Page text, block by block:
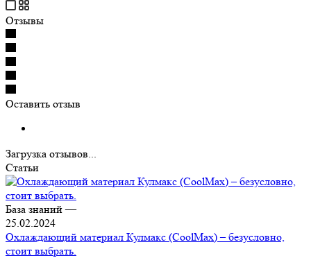
Отзывы
Оставить отзыв
Загрузка отзывов...
Статьи
База знаний—
25.02.2024
Охлаждающий материал Кулмакс (CoolMax) – безусловно,
стоит выбрать.